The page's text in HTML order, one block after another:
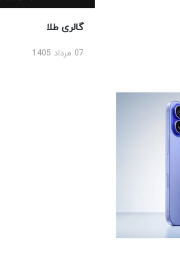
گالری طلا
07 مرداد 1405